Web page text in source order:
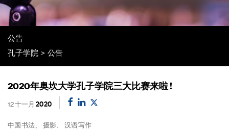
公告
孔子学院 公告
2020年奥坎大学孔子学院三大比赛来啦 !
12 十一月 2020
中国书法、 摄影、 汉语写作